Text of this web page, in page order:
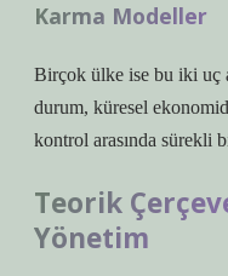
Karma Modeller
Birçok ülke ise bu iki uç
durum, küresel
kontrol arasında sürekli
Teorik
Yönetim